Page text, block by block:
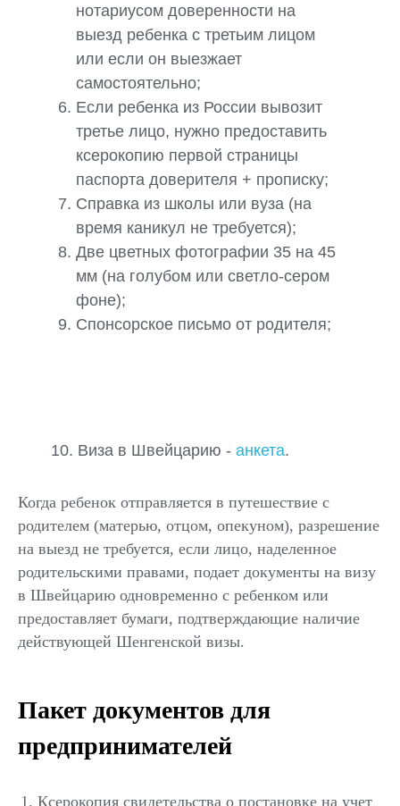
10. Виза в Швейцарию - анкета.
нотариусом доверенности на
выезд ребенка с третьим лицом
или если он выезжает
самостоятельно;
Если ребенка из России вывозит
третье лицо, нужно предоставить
ксерокопию первой страницы
паспорта доверителя + прописку;
Справка из школы или вуза (на
время каникул не требуется);
Две цветных фотографии 35 на 45
мм (на голубом или светло-сером
фоне);
Спонсорское письмо от родителя;
Когда ребенок отправляется в путешествие с
родителем (матерью, отцом, опекуном), разрешение
на выезд не требуется, если лицо, наделенное
родительскими правами, подает документы на визу
в Швейцарию одновременно с ребенком или
предоставляет бумаги, подтверждающие наличие
действующей Шенгенской визы.
Пакет документов для
предпринимателей
Ксерокопия свидетельства о постановке на учет